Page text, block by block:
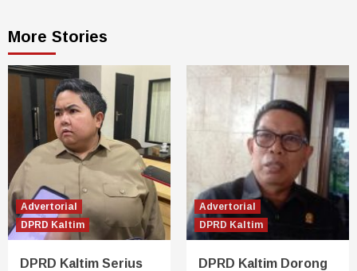
More Stories
Advertorial
DPRD Kaltim
DPRD Kaltim Serius
Advertorial
DPRD Kaltim
DPRD Kaltim Dorong